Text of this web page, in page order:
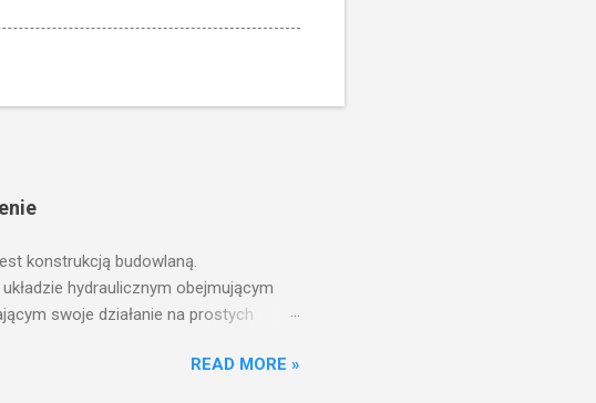
konstrukcją budowlaną.
hydraulicznym obejmującym
swoje działanie na prostych
funkcją wież ciśnień jest zwiększanie
READ MORE »